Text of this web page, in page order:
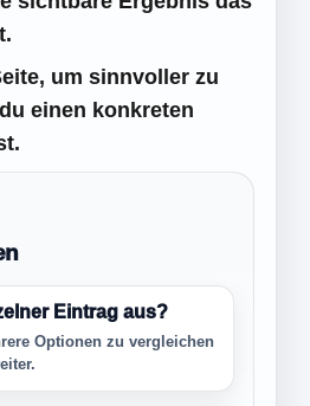
um sinnvoller zu
einen konkreten
Eintrag aus?
Optionen zu vergleichen